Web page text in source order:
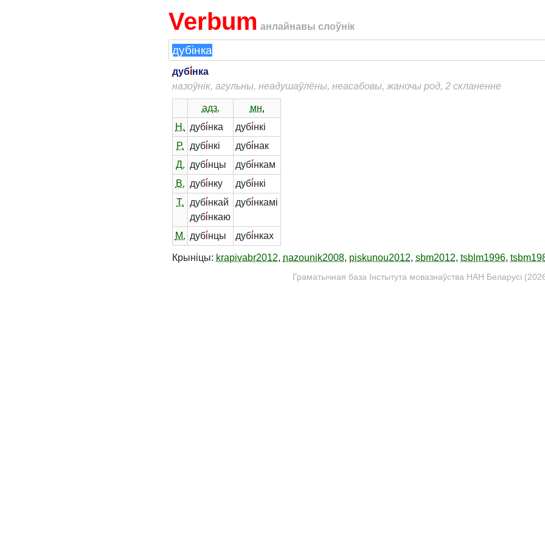
Verbum анлайнавы слоўнік
дубі́нка
назоўнік, агульны, неадушаўлёны, неасабовы, жаночы род, 2 скланенне
адз.
мн.
Н. дубі́нка дубі́нкі
Р.
дубі́нкі дубі́нак
Д. дубі́нцы дубі́нкам
В. дубі́нку дубі́нкі
Т.
дубі́нкай
дубі́нкаю
дубі́нкамі
М. дубі́нцы дубі́нках
Крыніцы: krapivabr2012, nazounik2008, piskunou2012, sbm2012, tsblm1996,
Граматычная база Інстытута мовазнаўства НАН Беларусі